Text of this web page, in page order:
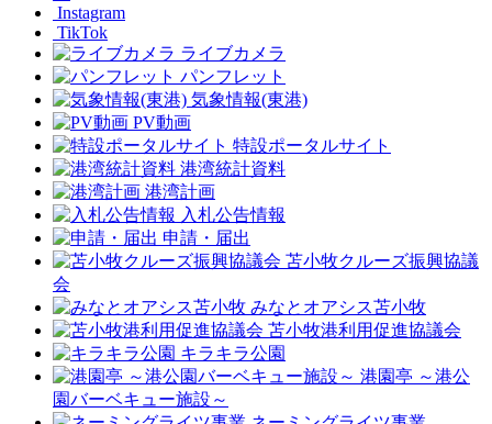
Instagram
TikTok
ライブカメラ
パンフレット
気象情報(東港)
PV動画
特設ポータルサイト
港湾統計資料
港湾計画
入札公告情報
申請・届出
苫小牧クルーズ振興協議
会
みなとオアシス苫小牧
苫小牧港利用促進協議会
キラキラ公園
港園亭 ～港公
園バーベキュー施設～